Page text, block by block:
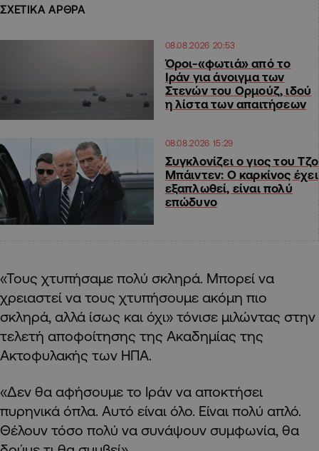
ΣΧΕΤΙΚΑ ΑΡΘΡΑ
08.08.2026 20:53
Όροι-«φωτιά» από το
Ιράν για άνοιγμα των
Στενών του Ορμούζ, ιδού
η λίστα των απαιτήσεων
08.08.2026 15:29
Συγκλονίζει ο γιος του Τζο
Μπάιντεν: Ο καρκίνος έχει
εξαπλωθεί, είναι πολύ
επώδυνο
«Τους χτυπήσαμε πολύ σκληρά. Μπορεί να
χρειαστεί να τους χτυπήσουμε ακόμη πιο
σκληρά, αλλά ίσως και όχι» τόνισε μιλώντας στην
τελετή αποφοίτησης της Ακαδημίας της
Ακτοφυλακής των ΗΠΑ.
«Δεν θα αφήσουμε το Ιράν να αποκτήσει
πυρηνικά όπλα. Αυτό είναι όλο. Είναι πολύ απλό.
Θέλουν τόσο πολύ να συνάψουν συμφωνία, θα